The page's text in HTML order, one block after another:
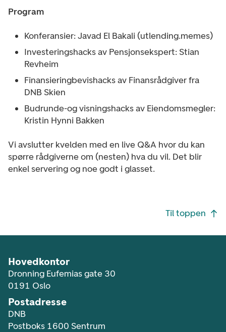
Program
Konferansier: Javad El Bakali (utlending.memes)
Investeringshacks av Pensjonsekspert: Stian
Revheim
Finansieringbevishacks av Finansrådgiver fra
DNB Skien
Budrunde-og visningshacks av Eiendomsmegler:
Kristin Hynni Bakken
Vi avslutter kvelden med en live Q&A hvor du kan
spørre rådgiverne om (nesten) hva du vil. Det blir
enkel servering og noe godt i glasset.
Til toppen
Hovedkontor
Dronning Eufemias gate 30
0191 Oslo
Postadresse
DNB
Postboks 1600 Sentrum